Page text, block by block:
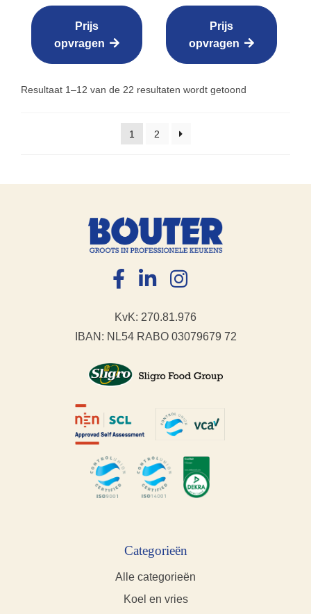
Prijs
opvragen
Prijs
opvragen
Resultaat 1–12 van de 22 resultaten wordt getoond
1 2
Categorieën
Alle categorieën
Koel en vries
KvK: 270.81.976
IBAN: NL54 RABO 03079679 72